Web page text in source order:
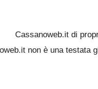
Cassanoweb.it di
non è una testata